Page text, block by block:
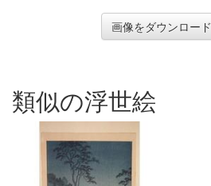
画像をダウンロード
類似の浮世絵